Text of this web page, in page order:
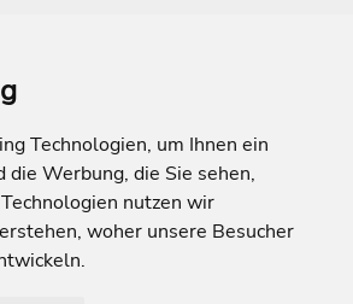
Technologien, um Ihnen ein
Werbung, die Sie sehen,
nutzen wir
woher unsere Besucher